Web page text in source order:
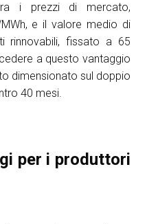
i prezzi di mercato,
e il valore medio di
rinnovabili, fissato a 65
a questo vantaggio
dimensionato sul doppio
40 mesi.
per i produttori